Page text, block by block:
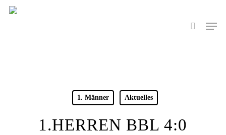
Skip
search
Menu
1. Männer Aktuelles
1.HERREN BBL 4:0